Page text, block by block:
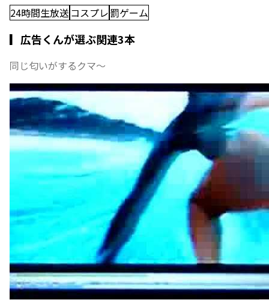
24時間生放送 コスプレ罰ゲーム
▎広告くんが選ぶ関連3本
同じ匂いがするクマ〜